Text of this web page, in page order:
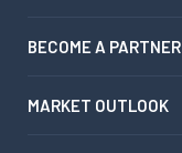
BECOME A PARTNER
MARKET OUTLOOK